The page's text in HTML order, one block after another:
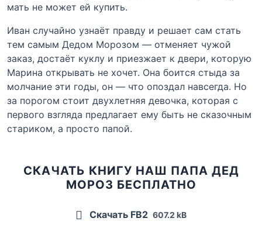
мать не может ей купить.
Иван случайно узнаёт правду и решает сам стать
тем самым Дедом Морозом — отменяет чужой
заказ, достаёт куклу и приезжает к двери, которую
Марина открывать не хочет. Она боится стыда за
молчание эти годы, он — что опоздал навсегда. Но
за порогом стоит двухлетняя девочка, которая с
первого взгляда предлагает ему быть не сказочным
стариком, а просто папой.
СКАЧАТЬ КНИГУ НАШ ПАПА ДЕД
МОРОЗ БЕСПЛАТНО
Скачать FB2 607.2 kB